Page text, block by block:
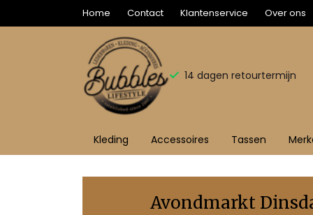
Home Contact Klantenservice Over ons
14 dagen retourtermijn
Kleding Accessoires Tassen
Bubbles
Avondmarkt